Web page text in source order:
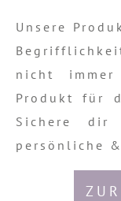
Unsere
nicht
Produkt für
Sichere dir
persönliche